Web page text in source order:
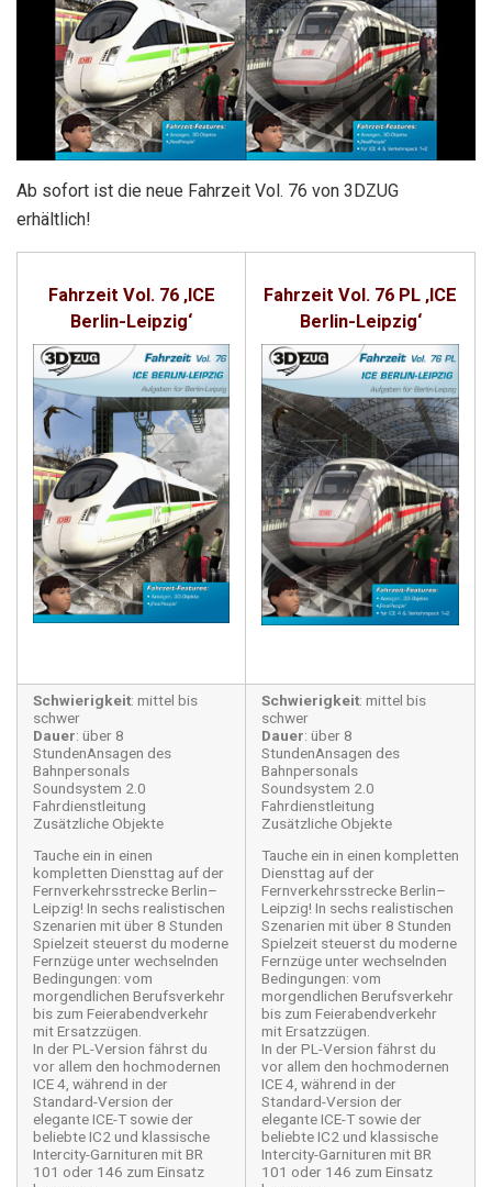
Ab sofort ist die neue Fahrzeit Vol. 76 von 3DZUG
erhältlich!
Fahrzeit Vol. 76 ‚ICE
Berlin-Leipzig‘
Fahrzeit Vol. 76 PL ‚ICE
Berlin-Leipzig‘
Schwierigkeit: mittel bis
schwer
Dauer: über 8
StundenAnsagen des
Bahnpersonals
Soundsystem 2.0
Fahrdienstleitung
Zusätzliche Objekte
Tauche ein in einen
kompletten Diensttag auf der
Fernverkehrsstrecke Berlin–
Leipzig! In sechs realistischen
Szenarien mit über 8 Stunden
Spielzeit steuerst du moderne
Fernzüge unter wechselnden
Bedingungen: vom
morgendlichen Berufsverkehr
bis zum Feierabendverkehr
mit Ersatzzügen.
In der PL-Version fährst du
vor allem den hochmodernen
ICE 4, während in der
Standard-Version der
elegante ICE-T sowie der
beliebte IC2 und klassische
Intercity-Garnituren mit BR
101 oder 146 zum Einsatz
Schwierigkeit: mittel bis
schwer
Dauer: über 8
StundenAnsagen des
Bahnpersonals
Soundsystem 2.0
Fahrdienstleitung
Zusätzliche Objekte
Tauche ein in einen kompletten
Diensttag auf der
Fernverkehrsstrecke Berlin–
Leipzig! In sechs realistischen
Szenarien mit über 8 Stunden
Spielzeit steuerst du moderne
Fernzüge unter wechselnden
Bedingungen: vom
morgendlichen Berufsverkehr
bis zum Feierabendverkehr
mit Ersatzzügen.
In der PL-Version fährst du
vor allem den hochmodernen
ICE 4, während in der
Standard-Version der
elegante ICE-T sowie der
beliebte IC2 und klassische
Intercity-Garnituren mit BR
101 oder 146 zum Einsatz